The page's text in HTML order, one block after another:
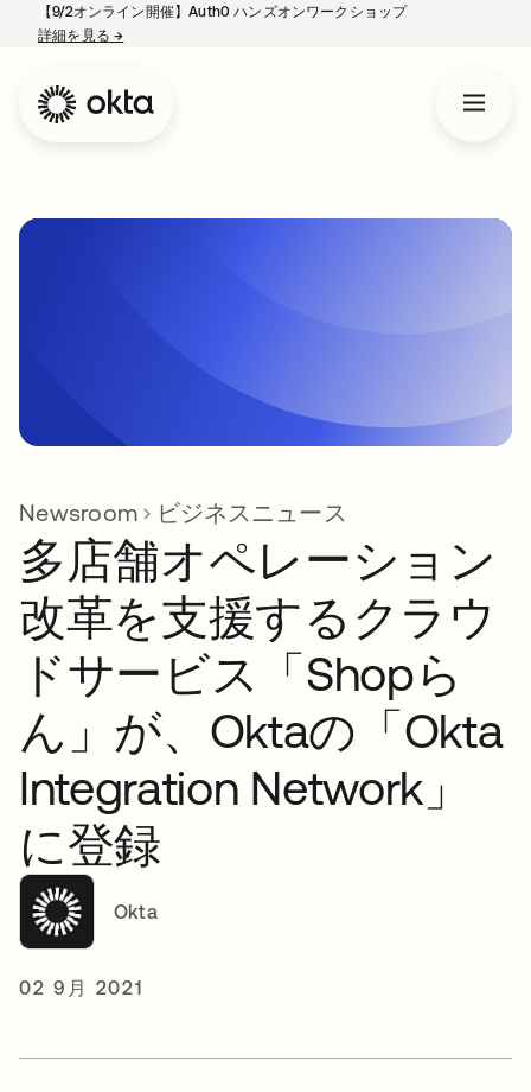
【9/2オンライン開催】Auth0 ハンズオンワークショップ
詳細を見る→
Newsroom ビジネスニュース
多店舗オペレーション
改革を支援するクラウ
ドサービス「Shopら
ん」が、Oktaの「Okta
Integration Network」
に登録
Okta
02 9月 2021